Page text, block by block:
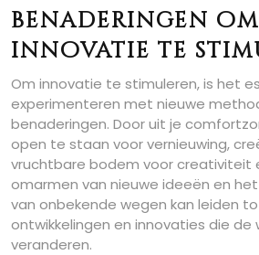
benaderingen om
innovatie te
Om innovatie te stimuleren, is het
experimenteren met nieuwe
benaderingen. Door uit je
open te staan voor vernieuwing,
vruchtbare bodem voor creativiteit
omarmen van nieuwe ideeën en
van onbekende wegen kan leiden
ontwikkelingen en innovaties die de
veranderen.